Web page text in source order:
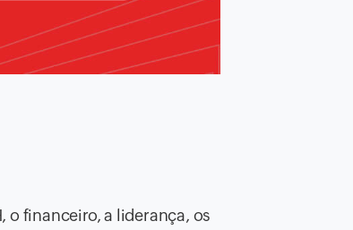
o financeiro, a liderança, os